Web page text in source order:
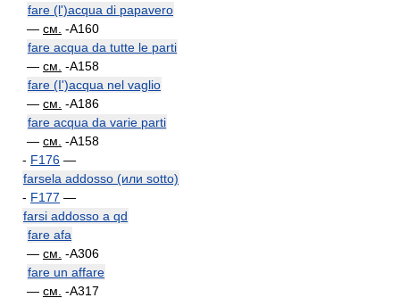
fare (l')acqua di papavero
— см. -A160
fare acqua da tutte le parti
— см. -A158
fare (I')acqua nel vaglio
— см. -A186
fare acqua da varie parti
— см. -A158
- F176 —
farsela addosso (или sotto)
- F177 —
farsi addosso a qd
fare afa
— см. -A306
fare un affare
— см. -A317